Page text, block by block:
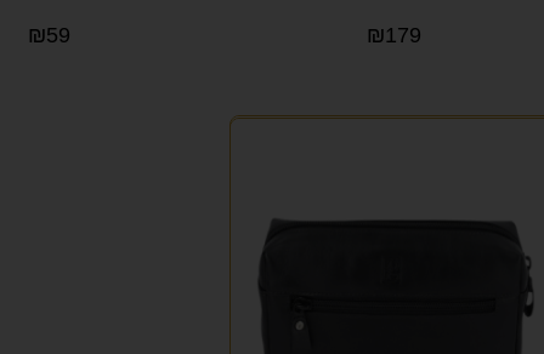
₪179
₪59